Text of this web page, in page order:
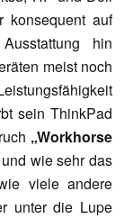
konsequent auf
hin
meist noch
sein ThinkPad
„Workhorse
wie sehr das
viele andere
unter die Lupe